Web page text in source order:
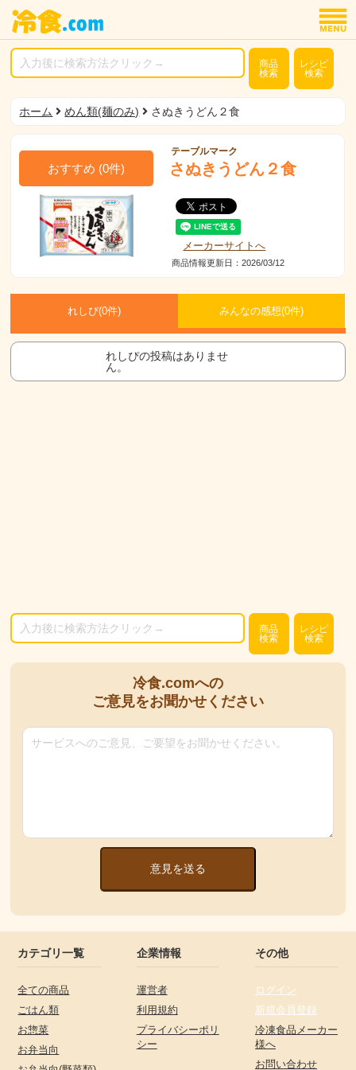
商品
検索
レシピ
検索
ホーム めん類(麺のみ) さぬきうどん２食
おすすめ (0件)
テーブルマーク
さぬきうどん２食
メーカーサイトへ
商品情報更新日：2026/03/12
れしぴ(0件) みんなの感想(0件)
れしぴの投稿はありませ
ん。
商品
検索
レシピ
検索
冷食.comへの
ご意見をお聞かせください
意見を送る
カテゴリ一覧
全ての商品
ごはん類
お惣菜
お弁当向
企業情報
運営者
利用規約
プライバシーポリ
シー
その他
ログイン
新規会員登録
冷凍食品メーカー
様へ
お問い合わせ